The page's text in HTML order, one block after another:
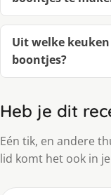
Uit welke
boontjes?
Heb je dit
Eén tik, en andere
lid komt het ook in